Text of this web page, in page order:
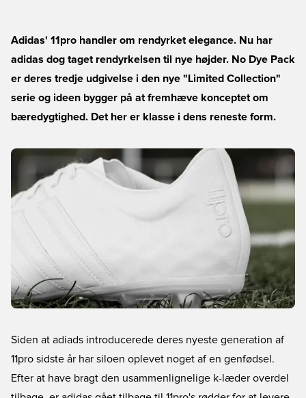
Adidas' 11pro handler om rendyrket elegance. Nu har
adidas dog taget rendyrkelsen til nye højder. No Dye Pack
er deres tredje udgivelse i den nye "Limited Collection"
serie og ideen bygger på at fremhæve konceptet om
bæredygtighed. Det her er klasse i dens reneste form.
Siden at adiads introducerede deres nyeste generation af
11pro sidste år har siloen oplevet noget af en genfødsel.
Efter at have bragt den usammenlignelige k-læder overdel